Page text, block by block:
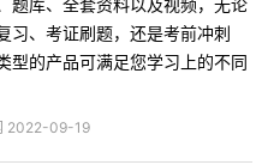
题库、全套资料以及视频，无论
习、考证刷题，还是考前冲刺
型的产品可满足您学习上的不同
2022-09-19